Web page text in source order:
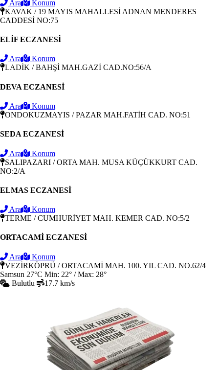
Ara
Konum
KAVAK / 19 MAYIS MAHALLESİ ADNAN MENDERES
CADDESİ NO:75
ELİF ECZANESİ
Ara
Konum
LADİK / BAHŞİ MAH.GAZİ CAD.NO:56/A
DEVA ECZANESİ
Ara
Konum
ONDOKUZMAYIS / PAZAR MAH.FATİH CAD. NO:51
SEDA ECZANESİ
Ara
Konum
SALIPAZARI / ORTA MAH. MUSA KÜÇÜKKURT CAD.
NO:2/A
ELMAS ECZANESİ
Ara
Konum
TERME / CUMHURİYET MAH. KEMER CAD. NO:5/2
ORTACAMİ ECZANESİ
Ara
Konum
VEZİRKÖPRÜ / ORTACAMİ MAH. 100. YIL CAD. NO.62/4
Samsun 27°C Min: 22° / Max: 28°
Bulutlu
17.7 km/s